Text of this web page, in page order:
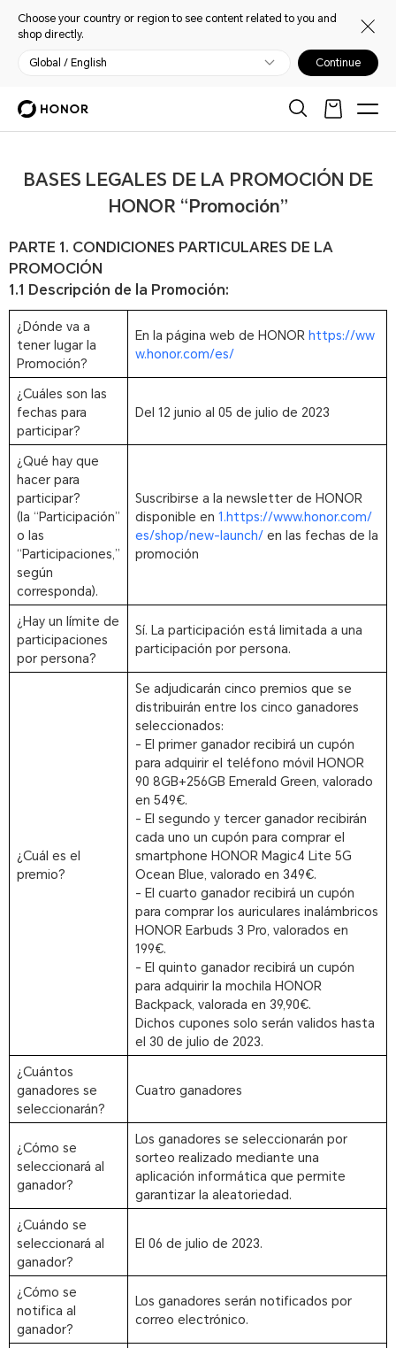
Choose your country or region to see content related to you and
shop directly.
Global / English Continue
BASES LEGALES DE LA PROMOCIÓN DE
HONOR “Promoción”
PARTE 1. CONDICIONES PARTICULARES DE LA
PROMOCIÓN
1.1 Descripción de la Promoción:
¿Dónde va a
tener lugar la
Promoción?
En la página web de HONOR https://ww
w.honor.com/es/
¿Cuáles son las
fechas para
participar?
Del 12 junio al 05 de julio de 2023
¿Qué hay que
hacer para
participar?
(la “Participación”
o las
“Participaciones,”
según
corresponda).
Suscribirse a la newsletter de HONOR
disponible en 1.https://www.honor.com/
es/shop/new-launch/ en las fechas de la
promoción
¿Hay un límite de
participaciones
por persona?
Sí. La participación está limitada a una
participación por persona.
¿Cuál es el
premio?
Se adjudicarán cinco premios que se
distribuirán entre los cinco ganadores
seleccionados:
- El primer ganador recibirá un cupón
para adquirir el teléfono móvil HONOR
90 8GB+256GB Emerald Green, valorado
en 549€.
- El segundo y tercer ganador recibirán
cada uno un cupón para comprar el
smartphone HONOR Magic4 Lite 5G
Ocean Blue, valorado en 349€.
- El cuarto ganador recibirá un cupón
para comprar los auriculares inalámbricos
HONOR Earbuds 3 Pro, valorados en
199€.
- El quinto ganador recibirá un cupón
para adquirir la mochila HONOR
Backpack, valorada en 39,90€.
Dichos cupones solo serán validos hasta
el 30 de julio de 2023.
¿Cuántos
ganadores se
seleccionarán?
Cuatro ganadores
¿Cómo se
seleccionará al
ganador?
Los ganadores se seleccionarán por
sorteo realizado mediante una
aplicación informática que permite
garantizar la aleatoriedad.
¿Cuándo se
seleccionará al
ganador?
El 06 de julio de 2023.
¿Cómo se
notifica al
ganador?
Los ganadores serán notificados por
correo electrónico.